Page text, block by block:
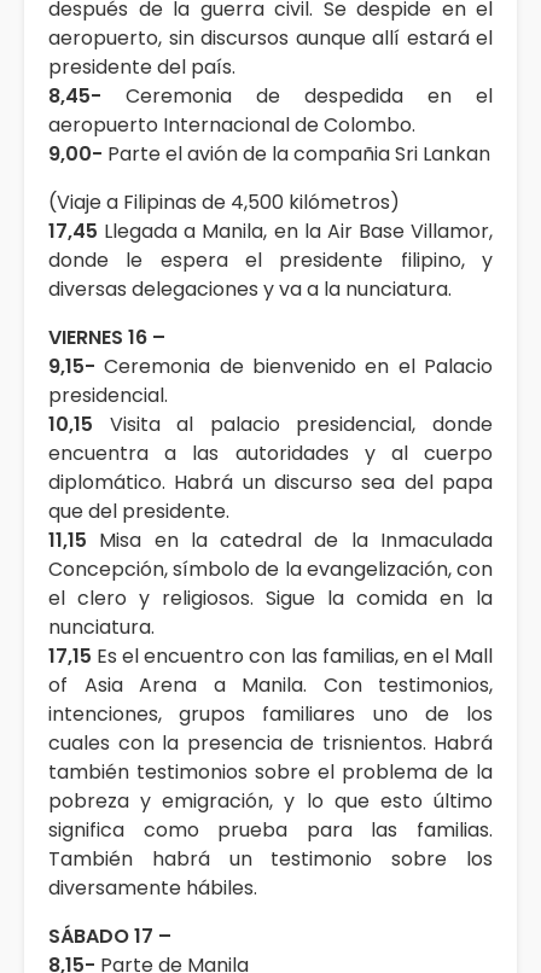
después de la guerra civil. Se despide en el
aeropuerto, sin discursos aunque allí estará el
presidente del país.
8,45- Ceremonia de despedida en el
aeropuerto Internacional de Colombo.
9,00- Parte el avión de la compañia Sri Lankan
(Viaje a Filipinas de 4,500 kilómetros)
17,45 Llegada a Manila, en la Air Base Villamor,
donde le espera el presidente filipino, y
diversas delegaciones y va a la nunciatura.
VIERNES 16 –
9,15- Ceremonia de bienvenido en el Palacio
presidencial.
10,15 Visita al palacio presidencial, donde
encuentra a las autoridades y al cuerpo
diplomático. Habrá un discurso sea del papa
que del presidente.
11,15 Misa en la catedral de la Inmaculada
Concepción, símbolo de la evangelización, con
el clero y religiosos. Sigue la comida en la
nunciatura.
17,15 Es el encuentro con las familias, en el Mall
of Asia Arena a Manila. Con testimonios,
intenciones, grupos familiares uno de los
cuales con la presencia de trisnientos. Habrá
también testimonios sobre el problema de la
pobreza y emigración, y lo que esto último
significa como prueba para las familias.
También habrá un testimonio sobre los
diversamente hábiles.
SÁBADO 17 –
8,15- Parte de Manila